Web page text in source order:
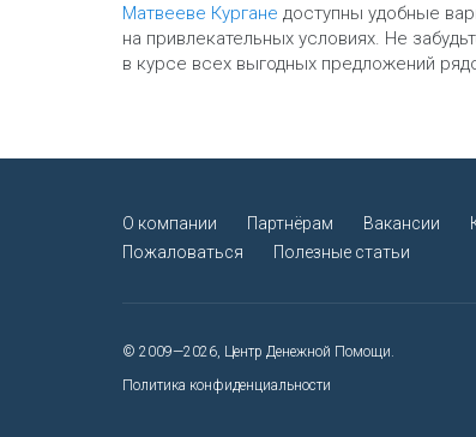
Матвееве Кургане доступны удобные
на привлекательных условиях. Не
в курсе всех выгодных предложений
О компании Партнёрам Вакансии
Пожаловаться
Полезные статьи
© 2009—2026, Центр Денежной Помощи.
Политика конфиденциальности